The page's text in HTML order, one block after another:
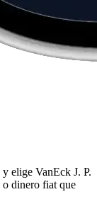
elige VanEck J. P.
dinero fiat que